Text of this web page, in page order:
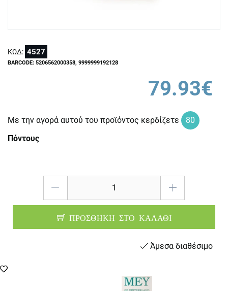
ΚΩΔ: 4527
BARCODE: 5206562000358, 9999999192128
79.93€
Με την αγορά αυτού του προϊόντος κερδίζετε
80
Πόντους
ΠΡΟΣΘΗΚΗ ΣΤΟ ΚΑΛΑΘΙ
Άμεσα διαθέσιμο